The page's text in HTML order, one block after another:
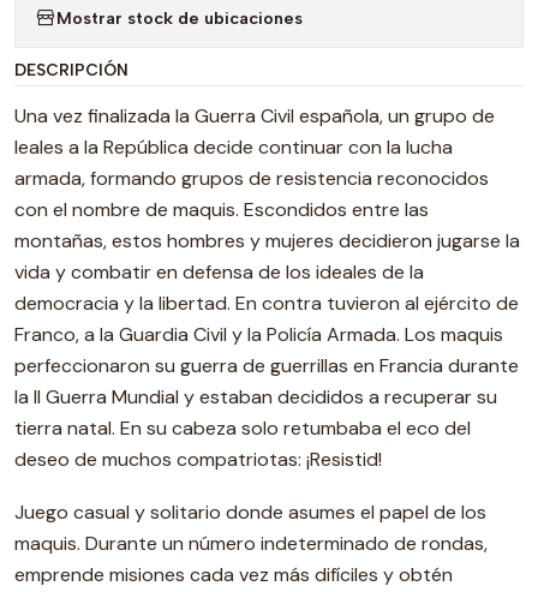
Mostrar stock de ubicaciones
DESCRIPCIÓN
Una vez finalizada la Guerra Civil española, un grupo de
leales a la República decide continuar con la lucha
armada, formando grupos de resistencia reconocidos
con el nombre de maquis. Escondidos entre las
montañas, estos hombres y mujeres decidieron jugarse la
vida y combatir en defensa de los ideales de la
democracia y la libertad. En contra tuvieron al ejército de
Franco, a la Guardia Civil y la Policía Armada. Los maquis
perfeccionaron su guerra de guerrillas en Francia durante
la II Guerra Mundial y estaban decididos a recuperar su
tierra natal. En su cabeza solo retumbaba el eco del
deseo de muchos compatriotas: ¡Resistid!
Juego casual y solitario donde asumes el papel de los
maquis. Durante un número indeterminado de rondas,
emprende misiones cada vez más difíciles y obtén